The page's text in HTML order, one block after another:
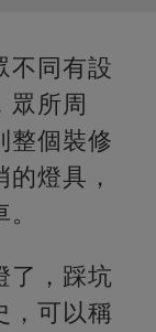
不同有設
眾所周
整個裝修
燈具，
了，踩坑
，可以稱